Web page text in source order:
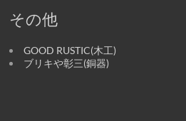
その他
GOOD RUSTIC(木工)
ブリキや彰三(銅器)